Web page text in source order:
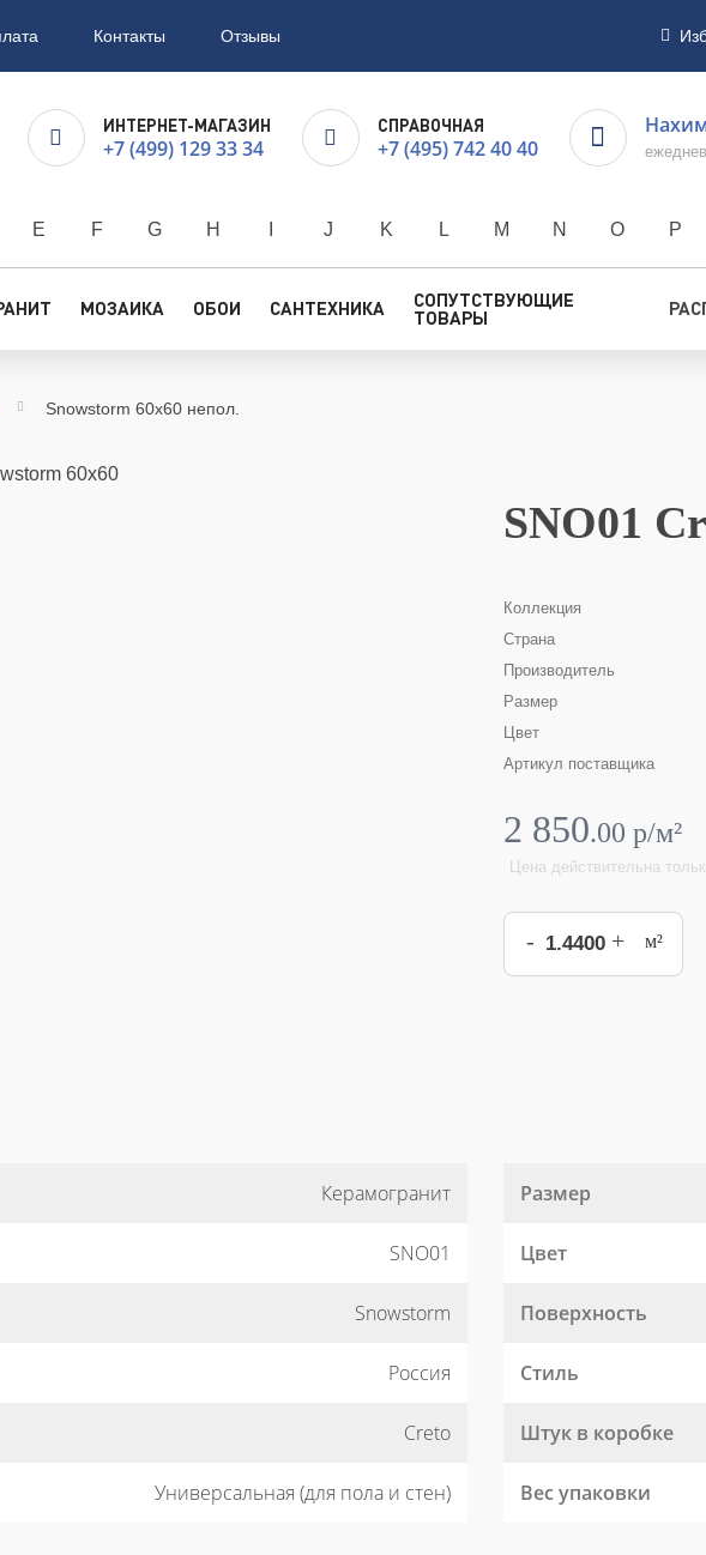
Контакты Отзывы
ИНТЕРНЕТ-МАГАЗИН
+7 (499) 129 33 34
СПРАВОЧНАЯ
+7 (495) 742 40 40
E F G H J K L M N O P
МОЗАИКА ОБОИ САНТЕХНИКА
СОПУТСТВУЮЩИЕ
ТОВАРЫ
Snowstorm 60x60 непол.
SNO01
Коллекция
Страна
Производитель
Размер
Цвет
Артикул поставщика
2 850.00 p/м²
Цена действительна
- + м²
Керамогранит
SNO01
Snowstorm
Россия
Creto
Универсальная (для пола и стен)
Размер
Цвет
Поверхность
Стиль
Штук в коробке
Вес упаковки